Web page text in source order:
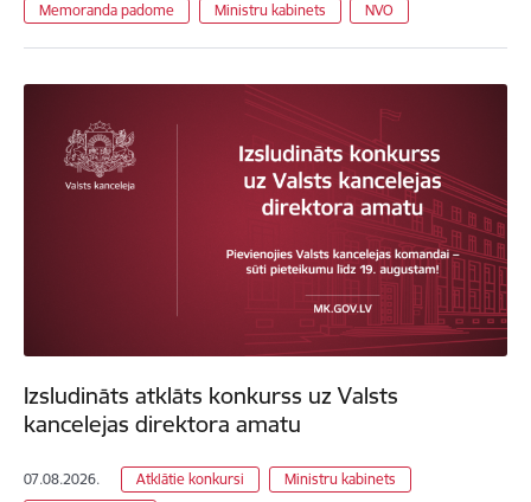
Memoranda padome Ministru kabinets NVO
Izsludināts atklāts konkurss uz Valsts
kancelejas direktora amatu
07.08.2026. Atklātie konkursi
Ministru kabinets